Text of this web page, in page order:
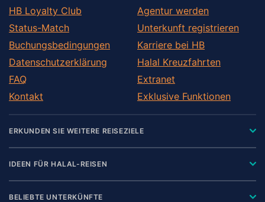
HB Loyalty Club
Status-Match
Buchungsbedingungen
Datenschutzerklärung
FAQ
Kontakt
Agentur werden
Unterkunft registrieren
Karriere bei HB
Halal Kreuzfahrten
Extranet
Exklusive Funktionen
ERKUNDEN SIE WEITERE REISEZIELE
IDEEN FÜR HALAL-REISEN
BELIEBTE UNTERKÜNFTE